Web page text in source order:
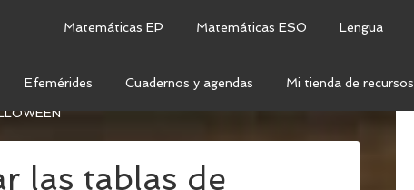
Matemáticas EP Matemáticas ESO Lengua
Efemérides Cuadernos y agendas Mi tienda de recursos
FICHAS PARA REPASAR LAS TABLAS
las tablas de